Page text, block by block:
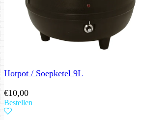
Hotpot / Soepketel 9L
€10,00
Bestellen